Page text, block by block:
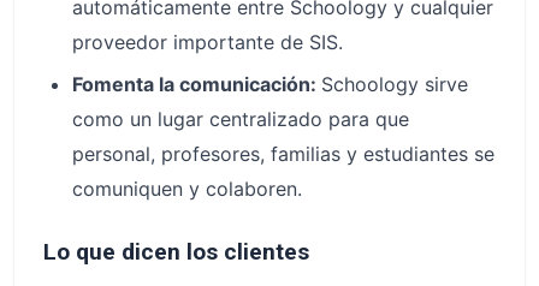
automáticamente entre Schoology y cualquier
proveedor importante de SIS.
Fomenta la comunicación: Schoology sirve
como un lugar centralizado para que
personal, profesores, familias y estudiantes se
comuniquen y colaboren.
Lo que dicen los clientes